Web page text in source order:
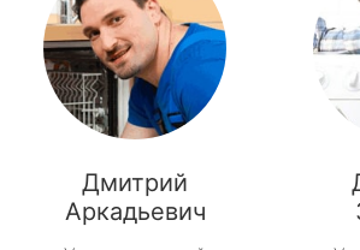
Дмитрий
Аркадьевич